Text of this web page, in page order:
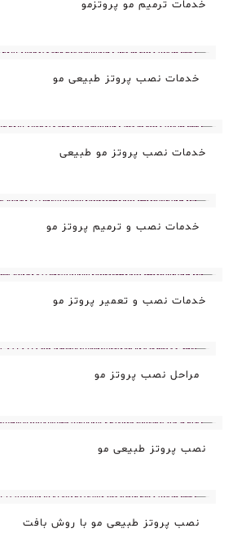
خدمات ترمیم مو پروتزمو
خدمات نصب پروتز طبیعی مو
خدمات نصب پروتز مو طبیعی
خدمات نصب و ترمیم پروتز مو
خدمات نصب و تعمیر پروتز مو
مراحل نصب پروتز مو
نصب پروتز طبیعی مو
نصب پروتز طبیعی مو با روش بافت